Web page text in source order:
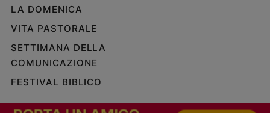
Video
Podcast
Privacy
LA DOMENICA
VITA PASTORALE
SETTIMANA DELLA
COMUNICAZIONE
FESTIVAL BIBLICO